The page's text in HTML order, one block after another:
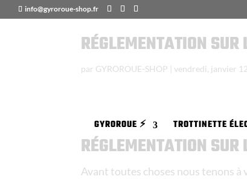
info@gyroroue-shop.fr
GYROROUE ⚡️ TROTTINETTE
RÉGLEMENTATION
par GYROROUE-SHOP vendredi, janvier
RÉGLEMENTATION
Avant toutes choses nous tenons